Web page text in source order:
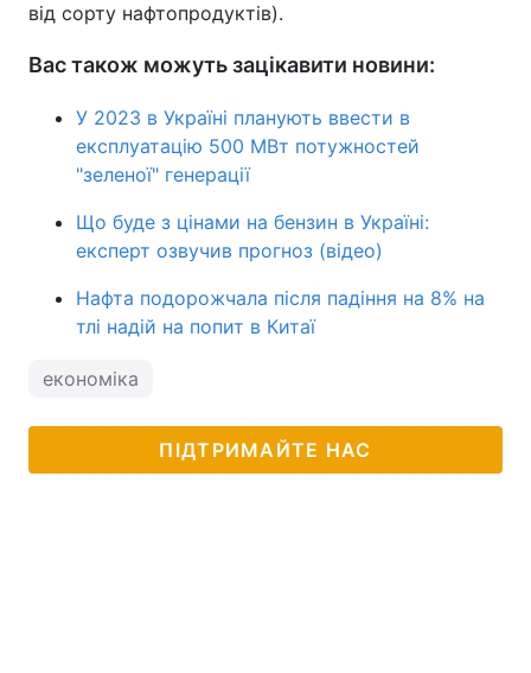
від сорту нафтопродуктів).
Вас також можуть зацікавити новини:
У 2023 в Україні планують ввести в
експлуатацію 500 МВт потужностей
"зеленої" генерації
Що буде з цінами на бензин в Україні:
експерт озвучив прогноз (відео)
Нафта подорожчала після падіння на 8% на
тлі надій на попит в Китаї
економіка
ПІДТРИМАЙТЕ НАС